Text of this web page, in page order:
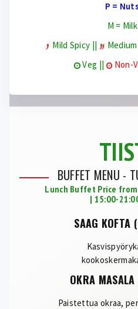
P =
M =
Mild Spicy ||
Veg ||
Non-
BUFFET MENU -
Lunch Buffet Price
| 15:00-
SAAG KOFTA (
OKRA MASALA
Paistettua okraa,